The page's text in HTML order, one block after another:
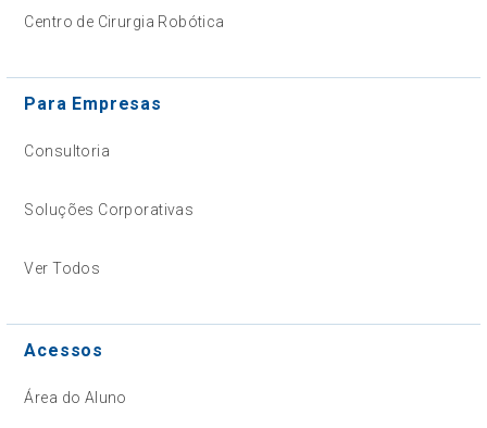
Centro de Cirurgia Robótica
Para Empresas
Consultoria
Soluções Corporativas
Ver Todos
Acessos
Área do Aluno